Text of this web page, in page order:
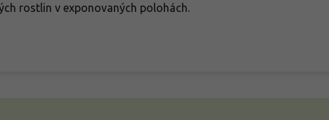
rostlin v exponovaných polohách.